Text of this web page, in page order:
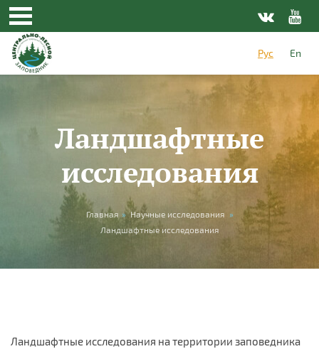
Перейти к основному содержанию
Рус
En
Ландшафтные
исследования
Вы здесь
Главная » Научные исследования »
Ландшафтные исследования
Ландшафтные исследования на территории заповедника